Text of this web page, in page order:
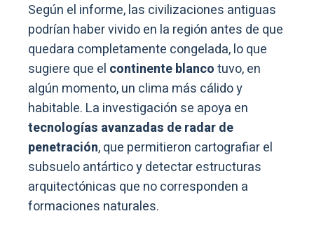
Según el informe, las civilizaciones antiguas
podrían haber vivido en la región antes de que
quedara completamente congelada, lo que
sugiere que el continente blancotuvo, en
algún momento, un clima más cálido y
habitable. La investigación se apoya en
tecnologías avanzadas de radar de
penetración, que permitieron cartografiar el
subsuelo antártico y detectar estructuras
arquitectónicas que no corresponden a
formaciones naturales.